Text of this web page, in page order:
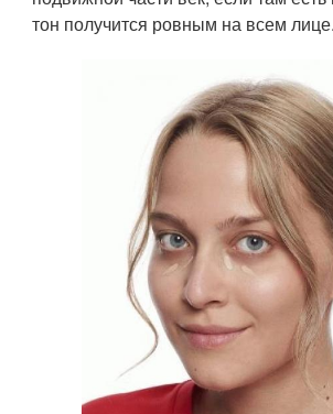
тон получится ровным на всем лице.